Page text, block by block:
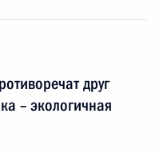
друг
– экологичная